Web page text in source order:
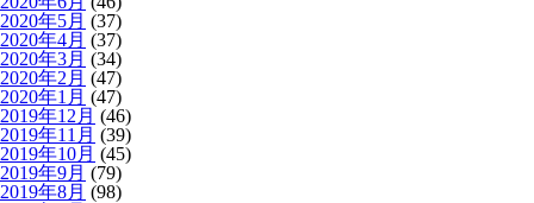
2020年5月 (37)
2020年4月 (37)
2020年3月 (34)
2020年2月 (47)
2020年1月 (47)
2019年12月 (46)
2019年11月 (39)
2019年10月 (45)
2019年9月 (79)
2019年8月 (98)